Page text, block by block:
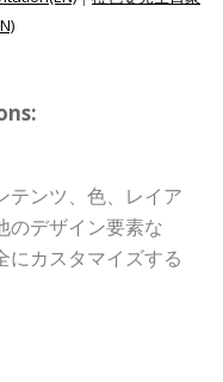
テンツ、色、レイア
のデザイン要素な
にカスタマイズする